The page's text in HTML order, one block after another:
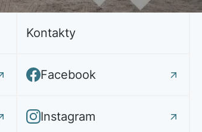
Kontakty
Facebook
Instagram